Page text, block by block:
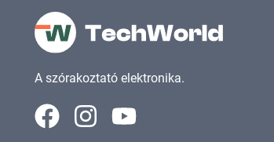
A szórakoztató elektronika.